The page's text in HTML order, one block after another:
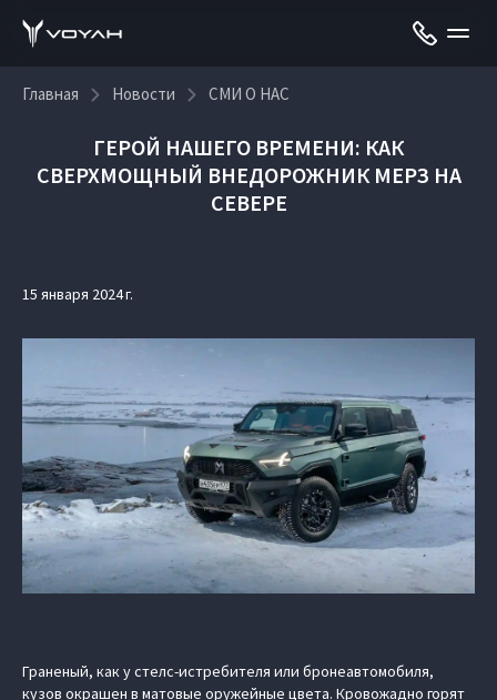
Главная Новости СМИ О НАС
ГЕРОЙ НАШЕГО ВРЕМЕНИ: КАК
СВЕРХМОЩНЫЙ ВНЕДОРОЖНИК МЕРЗ НА
СЕВЕРЕ
15 января 2024 г.
Граненый, как у стелс-истребителя или бронеавтомобиля,
кузов окрашен в матовые оружейные цвета. Кровожадно горят